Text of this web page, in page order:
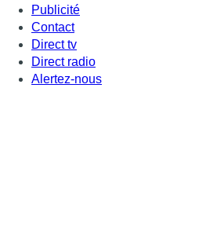
Publicité
Contact
Direct tv
Direct radio
Alertez-nous